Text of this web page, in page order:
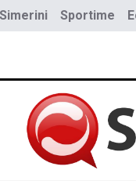
Simerini Sportime